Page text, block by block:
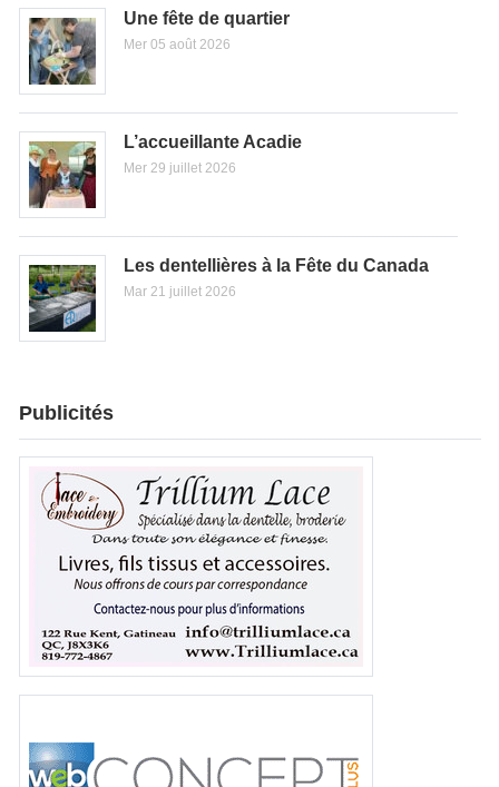
Une fête de quartier
Mer 05 août 2026
L’accueillante Acadie
Mer 29 juillet 2026
Les dentellières à la Fête du Canada
Mar 21 juillet 2026
Publicités